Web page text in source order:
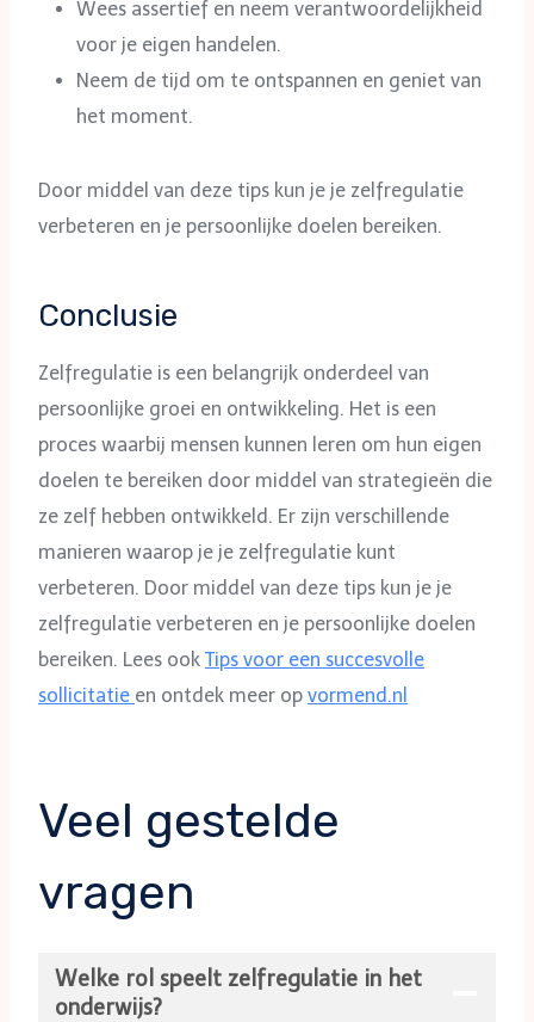
Wees assertief en neem verantwoordelijkheid
voor je eigen handelen.
Neem de tijd om te ontspannen en geniet van
het moment.
Door middel van deze tips kun je je zelfregulatie
verbeteren en je persoonlijke doelen bereiken.
Conclusie
Zelfregulatie is een belangrijk onderdeel van
persoonlijke groei en ontwikkeling. Het is een
proces waarbij mensen kunnen leren om hun eigen
doelen te bereiken door middel van strategieën die
ze zelf hebben ontwikkeld. Er zijn verschillende
manieren waarop je je zelfregulatie kunt
verbeteren. Door middel van deze tips kun je je
zelfregulatie verbeteren en je persoonlijke doelen
bereiken. Lees ook Tips voor een succesvolle
sollicitatie en ontdek meer op vormend.nl
Veel gestelde
vragen
Welke rol speelt zelfregulatie in het
onderwijs?